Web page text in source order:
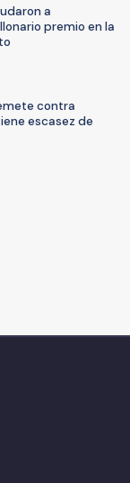
a
premio en la
contra
escasez de